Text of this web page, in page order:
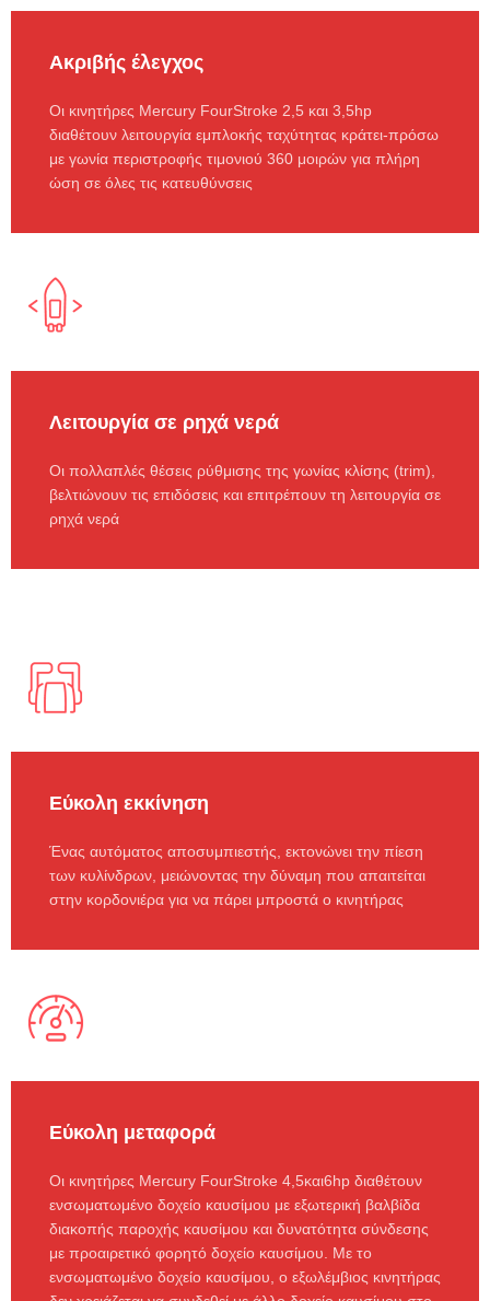
Ακριβής έλεγχος
Οι κινητήρες Mercury FourStroke 2,5 και 3,5hp
διαθέτουν λειτουργία εμπλοκής ταχύτητας κράτει-πρόσω
με γωνία περιστροφής τιμονιού 360 μοιρών για πλήρη
ώση σε όλες τις κατευθύνσεις
Λειτουργία σε ρηχά νερά
Οι πολλαπλές θέσεις ρύθμισης της γωνίας κλίσης (trim),
βελτιώνουν τις επιδόσεις και επιτρέπουν τη λειτουργία σε
ρηχά νερά
Εύκολη εκκίνηση
Ένας αυτόματος αποσυμπιεστής, εκτονώνει την πίεση
των κυλίνδρων, μειώνοντας την δύναμη που απαιτείται
στην κορδονιέρα για να πάρει μπροστά ο κινητήρας
Εύκολη μεταφορά
Οι κινητήρες Mercury FourStroke 4,5και6hp διαθέτουν
ενσωματωμένο δοχείο καυσίμου με εξωτερική βαλβίδα
διακοπής παροχής καυσίμου και δυνατότητα σύνδεσης
με προαιρετικό φορητό δοχείο καυσίμου. Με το
ενσωματωμένο δοχείο καυσίμου, ο εξωλέμβιος κινητήρας